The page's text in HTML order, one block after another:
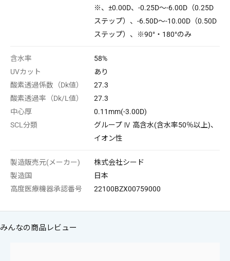
ご利用ありがとうございました。
※、±0.00D、-0.25D～-6.00D（0.25D
ステップ）、-6.50D～-10.00D（0.50D
ステップ）、※90°・180°のみ
含水率
58%
UVカット
あり
酸素透過係数（Dk値）
27.3
酸素透過率（Dk/L値）
27.3
中心厚
0.11mm(-3.00D)
SCL分類
グループ Ⅳ 高含水(含水率50％以上)、
イオン性
製造販売元(メーカー)
株式会社シード
製造国
日本
高度医療機器承認番号
22100BZX00759000
みんなの商品レビュー